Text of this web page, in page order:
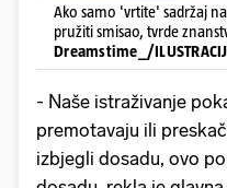
Ako samo 'vrtite' sadržaj
pružiti smisao, tvrde
Dreamstime_/
- Naše istraživanje
premotavaju ili
izbjegli dosadu, ovo